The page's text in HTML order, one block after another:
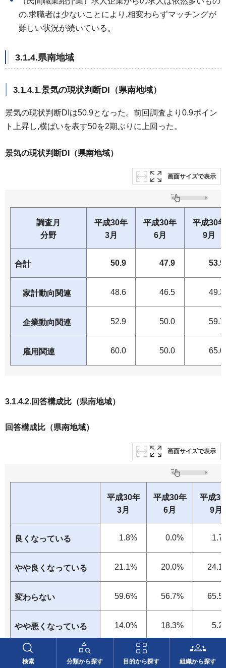
検索 分類から探す 目的から探す 組織から探す
の,求職者は少ないことにより,相変わらずマッチングが
難しい状況が続いている。
3.1.4.県南地域
3.1.4.1.景気の現状判断DI（県南地域）
景気の現状判断DIは50.9となった。前回調査より0.9ポイン
ト上昇し,横ばいを表す50を2期ぶりに上回った。
景気の現状判断DI（県南地域）
画面サイズで表示
調査月
分野
平成30年
3月
平成30年
6月
平成30年
9月
合計 50.9 47.9 53.9
家計動向関連 48.6 46.5 49.3
企業動向関連 52.9 50.0 59.7
雇用関連 60.0 50.0 65.0
3.1.4.2.回答構成比（県南地域）
回答構成比（県南地域）
画面サイズで表示
平成30年
3月
平成30年
6月
平成
9月
良くなっている 1.8% 0.0%
やや良くなっている 21.1% 20.0%
変わらない 59.6% 56.7%
やや悪くなっている 14.0% 18.3%
悪くなっている 3.5%